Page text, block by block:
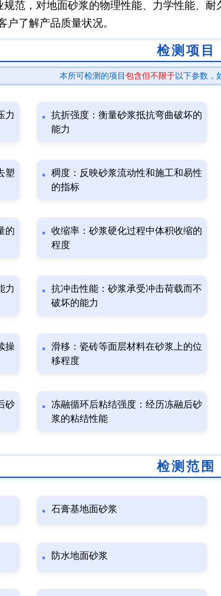
范，对地面砂浆的物理性能、力学性能、
了解产品质量状况。
检测项目
本所可检测的项目 包含但不限于以下参数，
力
抗折强度：衡量砂浆抵抗弯曲破坏的
能力
塑
稠度：反映砂浆流动性和施工和易性
的指标
的
收缩率：砂浆硬化过程中体积收缩的
程度
力
抗冲击性能：砂浆承受冲击荷载而不
破坏的能力
操
滑移：瓷砖等面层材料在砂浆上的位
移程度
砂
冻融循环后粘结强度：经历冻融后砂
浆的粘结性能
检测范围
石膏基地面砂浆
防水地面砂浆